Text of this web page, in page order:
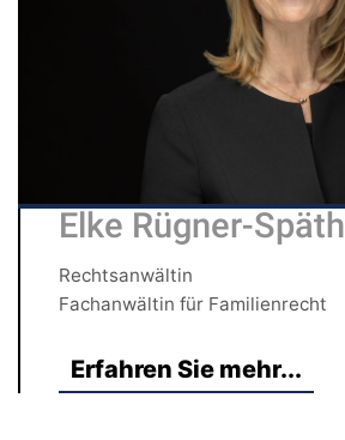
Elke Rügner-Späth
Rechtsanwältin
Fachanwältin für Familienrecht
Erfahren Sie mehr...